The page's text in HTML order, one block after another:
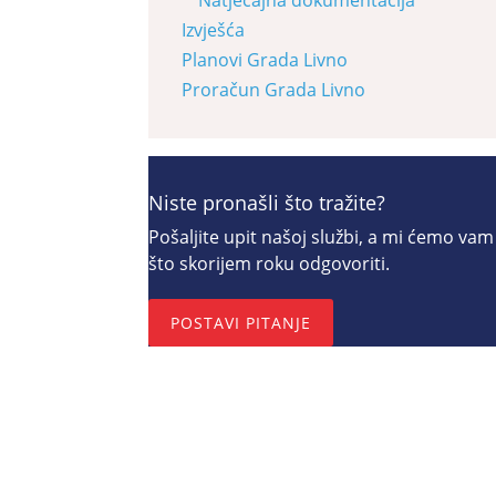
Izvješća
Planovi Grada Livno
Proračun Grada Livno
Niste pronašli što tražite?
Pošaljite upit našoj službi, a mi ćemo
što skorijem roku odgovoriti.
POSTAVI PITANJE